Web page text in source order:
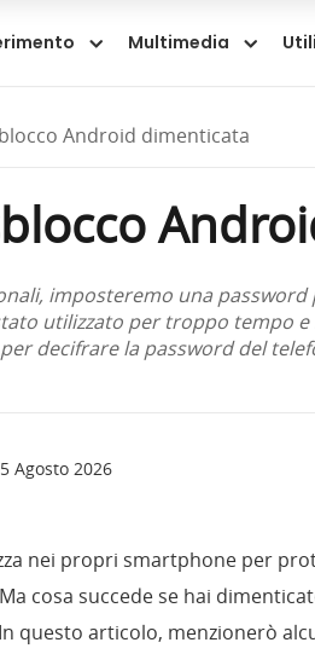
Multimedia
Android dimenticata
imposteremo una
utilizzato per troppo tempo
decifrare la password del
Agosto 2026
nei propri smartphone per
cosa succede se hai
questo articolo, menzionerò